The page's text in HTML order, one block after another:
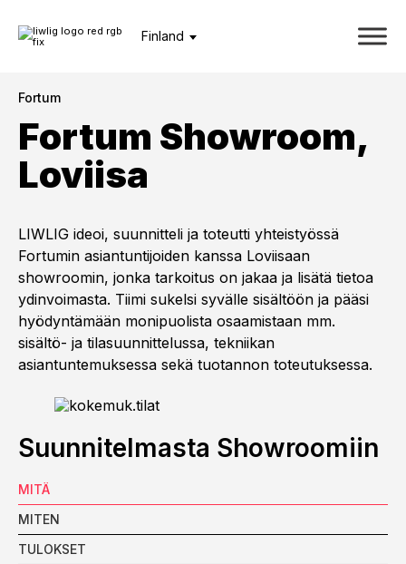
Finland
Fortum
Fortum Showroom,
Loviisa
LIWLIG ideoi, suunnitteli ja toteutti yhteistyössä
Fortumin asiantuntijoiden kanssa Loviisaan
showroomin, jonka tarkoitus on jakaa ja lisätä tietoa
ydinvoimasta. Tiimi sukelsi syvälle sisältöön ja pääsi
hyödyntämään monipuolista osaamistaan mm.
sisältö- ja tilasuunnittelussa, tekniikan
asiantuntemuksessa sekä tuotannon toteutuksessa.
Suunnitelmasta Showroomiin
MITÄ
MITEN
TULOKSET